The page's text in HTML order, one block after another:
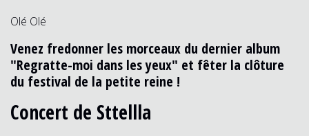
Olé Olé
Venez fredonner les morceaux du dernier album
"Regratte-moi dans les yeux" et fêter la clôture
du festival de la petite reine !
Concert de Sttellla